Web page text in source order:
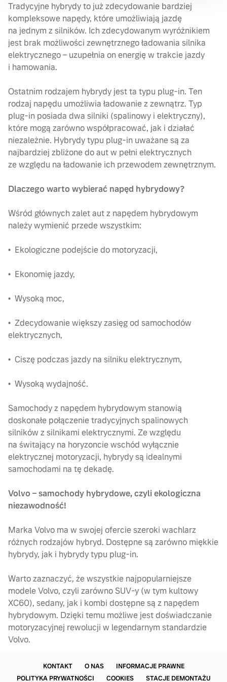
Tradycyjne hybrydy to już zdecydowanie bardziej
kompleksowe napędy, które umożliwiają jazdę
na jednym z silników. Ich zdecydowanym wyróżnikiem
jest brak możliwości zewnętrznego ładowania silnika
elektrycznego – uzupełnia on energię w trakcie jazdy
i hamowania.
Ostatnim rodzajem hybrydy jest ta typu plug-in. Ten
rodzaj napędu umożliwia ładowanie z zewnątrz. Typ
plug-in posiada dwa silniki (spalinowy i elektryczny),
które mogą zarówno współpracować, jak i działać
niezależnie. Hybrydy typu plug-in uważane są za
najbardziej zbliżone do aut w pełni elektrycznych
ze względu na ładowanie ich przewodem zewnętrznym.
Dlaczego warto wybierać napęd hybrydowy?
Wśród głównych zalet aut z napędem hybrydowym
należy wymienić przede wszystkim:
• Ekologiczne podejście do motoryzacji,
• Ekonomię jazdy,
• Wysoką moc,
• Zdecydowanie większy zasięg od samochodów
elektrycznych,
• Ciszę podczas jazdy na silniku elektrycznym,
• Wysoką wydajność.
Samochody z napędem hybrydowym stanowią
doskonałe połączenie tradycyjnych spalinowych
silników z silnikami elektrycznymi. Ze względu
na świtający na horyzoncie wschód wyłącznie
elektrycznej motoryzacji, hybrydy są idealnymi
samochodami na tę dekadę.
Volvo – samochody hybrydowe, czyli ekologiczna
niezawodność!
Marka Volvo ma w swojej ofercie szeroki wachlarz
różnych rodzajów hybryd. Dostępne są zarówno miękkie
hybrydy, jak i hybrydy typu plug-in.
Warto zaznaczyć, że wszystkie najpopularniejsze
modele Volvo, czyli zarówno SUV-y (w tym kultowy
XC60), sedany, jak i kombi dostępne są z napędem
hybrydowym. Dzięki temu możliwe jest doświadczanie
motoryzacyjnej rewolucji w legendarnym standardzie
Volvo.
KONTAKT O NAS
INFORMACJE PRAWNE
POLITYKA PRYWATNOŚCI
COOKIES STACJE DEMONTAŻU